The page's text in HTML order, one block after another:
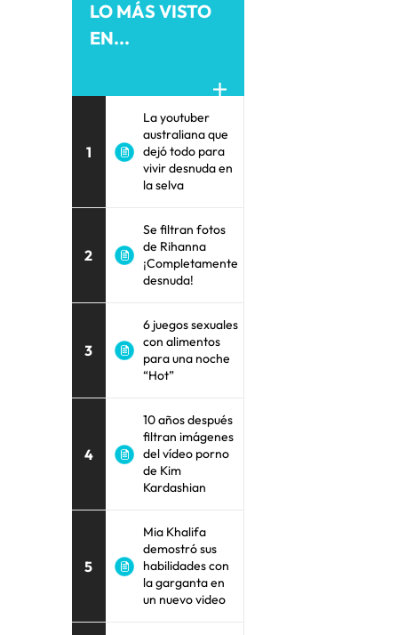
LO MÁS VISTO
EN...
1
La youtuber
australiana que
dejó todo para
vivir desnuda en
la selva
2
Se filtran fotos
de Rihanna
¡Completamente
desnuda!
3
6 juegos sexuales
con alimentos
para una noche
“Hot”
4
10 años después
filtran imágenes
del vídeo porno
de Kim
Kardashian
5
Mia Khalifa
demostró sus
habilidades con
la garganta en
un nuevo video